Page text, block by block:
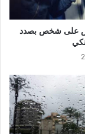
على شخص بصدد